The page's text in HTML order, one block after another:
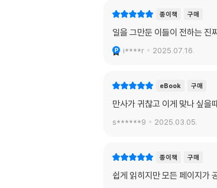
종이책 구매
일을 그만둔 이들이 전하는 진
i****r 2025.07.16.
eBook 구매
만사가 귀찮고 이게 맞나 싶을
s******9 2025.03.05.
종이책 구매
쉽게 읽히지만 모든 페이지가